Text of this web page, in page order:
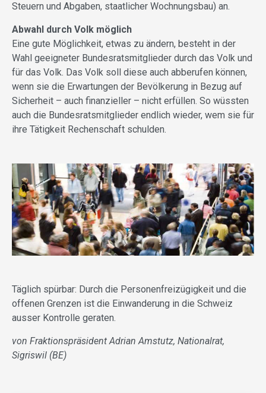
Steuern und Abgaben, staatlicher Wochnungsbau) an.
Abwahl durch Volk möglich
Eine gute Möglichkeit, etwas zu ändern, besteht in der
Wahl geeigneter Bundesratsmitglieder durch das Volk und
für das Volk. Das Volk soll diese auch abberufen können,
wenn sie die Erwartungen der Bevölkerung in Bezug auf
Sicherheit – auch finanzieller – nicht erfüllen. So wüssten
auch die Bundesratsmitglieder endlich wieder, wem sie für
ihre Tätigkeit Rechenschaft schulden.
Täglich spürbar: Durch die Personenfreizügigkeit und die
offenen Grenzen ist die Einwanderung in die Schweiz
ausser Kontrolle geraten.
von Fraktionspräsident Adrian Amstutz, Nationalrat,
Sigriswil (BE)